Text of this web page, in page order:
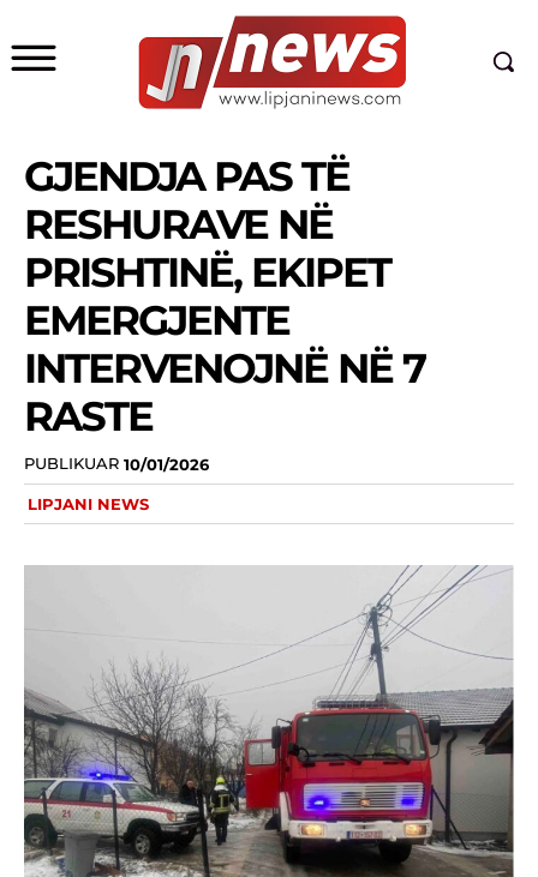
GJENDJA PAS TË
RESHURAVE NË
PRISHTINË, EKIPET
EMERGJENTE
INTERVENOJNË NË 7
RASTE
PUBLIKUAR 10/01/2026
LIPJANI NEWS